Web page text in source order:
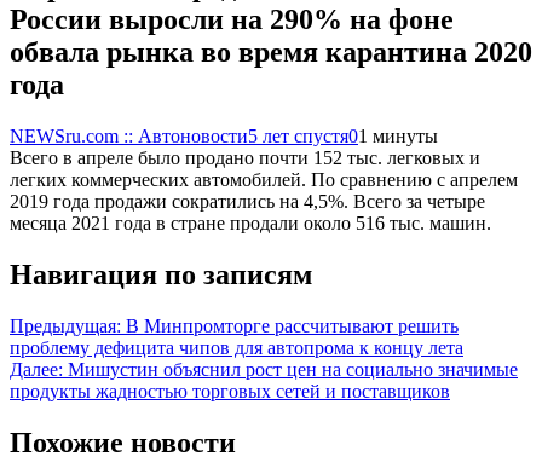
России выросли на 290% на фоне
обвала рынка во время карантина 2020
года
NEWSru.com :: Автоновости5 лет спустя01 минуты
Всего в апреле было продано почти 152 тыс. легковых и
легких коммерческих автомобилей. По сравнению с апрелем
2019 года продажи сократились на 4,5%. Всего за четыре
месяца 2021 года в стране продали около 516 тыс. машин.
Навигация по записям
Предыдущая: В Минпромторге рассчитывают решить
проблему дефицита чипов для автопрома к концу лета
Далее: Мишустин объяснил рост цен на социально значимые
продукты жадностью торговых сетей и поставщиков
Похожие новости